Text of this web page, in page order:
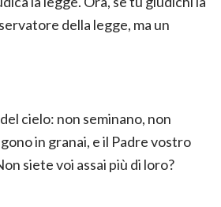
della legge, ma un
cielo: non seminano, non
in granai, e il Padre vostro
siete voi assai più di loro?